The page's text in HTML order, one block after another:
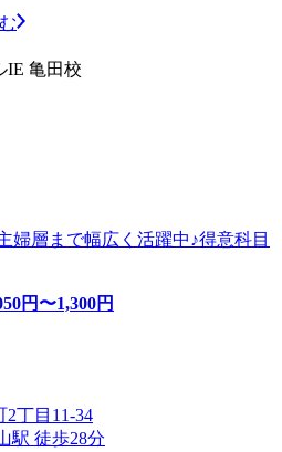
IE 亀田校
層まで幅広く活躍中♪得意科目
円〜1,300円
丁目11-34
駅 徒歩28分